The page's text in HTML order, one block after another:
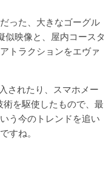
った、大きなゴーグル
似映像と、屋内コースタ
トラクションをエヴァ
されたり、スマホメー
術を駆使したもので、最
う今のトレンドを追い
すね。